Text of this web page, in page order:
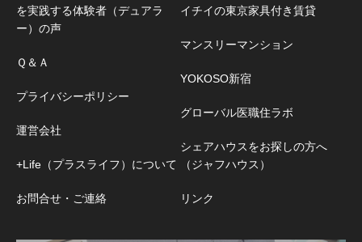
を実践する体験者（デュアラ
ー）の声
Ｑ＆Ａ
プライバシーポリシー
運営会社
+Life（プラスライフ）について
お問合せ・ご連絡
イチイの東京家具付き賃貸
マンスリーマンション
YOKOSO新宿
グローバル医職住ラボ
シェアハウスをお探しの方へ
（ジャフハウス）
リンク